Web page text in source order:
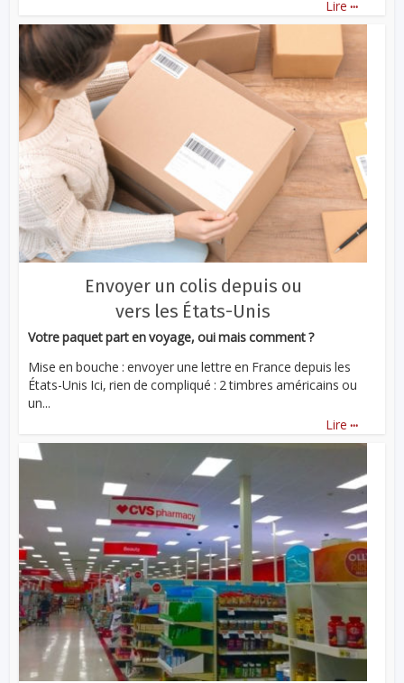
Lire
Envoyer un colis depuis ou
vers les États-Unis
Votre paquet part en voyage, oui mais comment ?
Mise en bouche : envoyer une lettre en France depuis les
États-Unis Ici, rien de compliqué : 2 timbres américains ou
un...
Lire ...